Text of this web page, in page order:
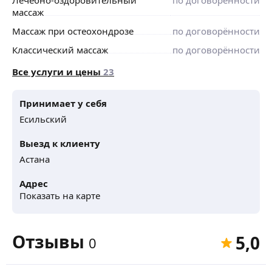
ЧТО ВХОДИТ:
— ЛФК-сопровождение
— работа с мышечным тонусом
— помощь в восстановлении двигательных функций
• Реабилитация после инсульта
массаж + ЛФК —
Продолжительность подбирается индивидуально
в зависимости от состояния пациента.
Все необходимые есть: кушетка, масла и выезд
Не откладывайте заботу о здоровье — записывайтесь
массаж
Массаж при остеохондрозе
по договорённости
Классический массаж
по договорённости
Все услуги и цены 23
Принимает у себя
Есильский
Выезд к клиенту
Астана
Адрес
Показать на карте
Отзывы 0 5,0